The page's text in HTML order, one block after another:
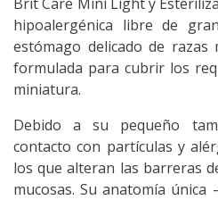
hipoalergénica libre de
estómago delicado de razas
formulada para cubrir los
miniatura.
Debido a su pequeño
contacto con partículas y
los que alteran las barreras
mucosas. Su anatomía